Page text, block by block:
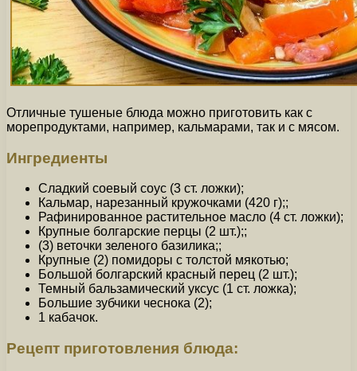
Отличные тушеные блюда можно приготовить как с
морепродуктами, например, кальмарами, так и с мясом.
Ингредиенты
Сладкий соевый соус (3 ст. ложки);
Кальмар, нарезанный кружочками (420 г);;
Рафинированное растительное масло (4 ст. ложки);
Крупные болгарские перцы (2 шт.);;
(3) веточки зеленого базилика;;
Крупные (2) помидоры с толстой мякотью;
Большой болгарский красный перец (2 шт.);
Темный бальзамический уксус (1 ст. ложка);
Большие зубчики чеснока (2);
1 кабачок.
Рецепт приготовления блюда: